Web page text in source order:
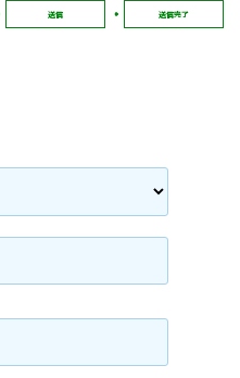
送信 送信完了